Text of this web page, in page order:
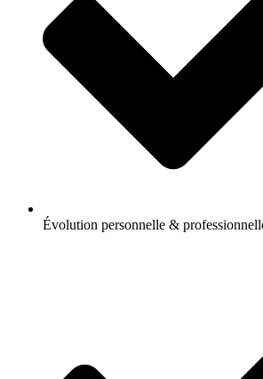
Évolution personnelle &